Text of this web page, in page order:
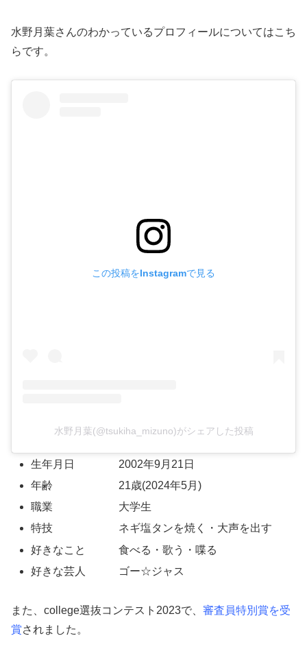
水野月葉さんのわかっているプロフィールについてはこち
らです。
この投稿をInstagramで見る
水野月葉(@tsukiha_mizuno)がシェアした投稿
生年月日 2002年9月21日
年齢 21歳(2024年5月)
職業 大学生
特技 ネギ塩タンを焼く・大声を出す
好きなこと 食べる・歌う・喋る
好きな芸人 ゴー☆ジャス
また、college選抜コンテスト2023で、 審査員特別賞を受
賞されました。